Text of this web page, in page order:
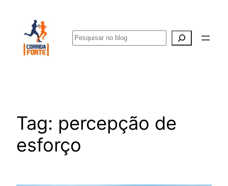
conteúdo
Pesquisar
Tag: percepção de
esforço